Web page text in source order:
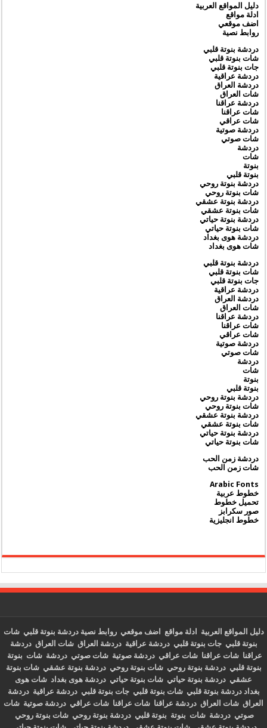
دليل المواقع العربية
ادلة مواقع
اضف موقعي
روابط نصية
دردشة بنوتة قلبي
شات بنوتة قلبي
جات بنوتة قلبي
دردشة عراقية
دردشة العراق
شات العراق
دردشة عراقنا
شات عراقنا
شات عراقي
دردشة صوتية
شات صوتي
دردشة
شات
بنوتة
بنوتة قلبي
دردشة بنوتة روحي
شات بنوتة روحي
دردشة بنوتة عشقي
شات بنوتة عشقي
دردشة بنوتة حياتي
شات بنوتة حياتي
دردشة هوى بغداد
شات هوى بغداد
دردشة بنوتة قلبي
شات بنوتة قلبي
جات بنوتة قلبي
دردشة عراقية
دردشة العراق
شات العراق
دردشة عراقنا
شات عراقنا
شات عراقي
دردشة صوتية
شات صوتي
دردشة
شات
بنوتة
بنوتة قلبي
دردشة بنوتة روحي
شات بنوتة روحي
دردشة بنوتة عشقي
شات بنوتة عشقي
دردشة بنوتة حياتي
شات بنوتة حياتي
دردشة زمن الحب
شات زمن الحب
Arabic Fonts
خطوط عربية
تحميل خطوط
صور سكرابز
خطوط انجليزية
دليل المواقع العربية ادلة مواقع اضف موقعي روابط نصية دردشة بنوتة قلبي شات
بنوتة قلبي جات بنوتة قلبي دردشة عراقية دردشة العراق شات العراق دردشة
عراقنا شات عراقنا شات عراقي دردشة صوتية شات صوتي دردشة شات بنوتة
بنوتة قلبي دردشة بنوتة روحي شات بنوتة روحي دردشة بنوتة عشقي شات بنوتة
عشقي دردشة بنوتة حياتي شات بنوتة حياتي دردشة هوى بغداد شات هوى
بغداد دردشة بنوتة قلبي شات بنوتة قلبي جات بنوتة قلبي دردشة عراقية دردشة
العراق شات العراق دردشة عراقنا شات عراقنا شات عراقي دردشة صوتية شات
صوتي دردشة شات بنوتة بنوتة قلبي دردشة بنوتة روحي شات بنوتة روحي